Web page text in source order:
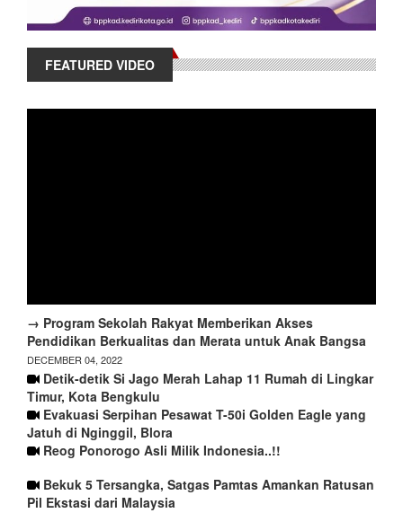
FEATURED VIDEO
→ Program Sekolah Rakyat Memberikan Akses
Pendidikan Berkualitas dan Merata untuk Anak Bangsa
DECEMBER 04, 2022
Detik-detik Si Jago Merah Lahap 11 Rumah di Lingkar
Timur, Kota Bengkulu
Evakuasi Serpihan Pesawat T-50i Golden Eagle yang
Jatuh di Nginggil, Blora
Reog Ponorogo Asli Milik Indonesia..!!
Bekuk 5 Tersangka, Satgas Pamtas Amankan Ratusan
Pil Ekstasi dari Malaysia